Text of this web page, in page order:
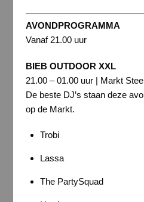
AVONDPROGRAMMA
Vanaf 21.00 uur
BIEB OUTDOOR XXL
21.00 – 01.00 uur | Markt
De beste DJ’s staan deze
op de Markt.
Trobi
Lassa
The PartySquad